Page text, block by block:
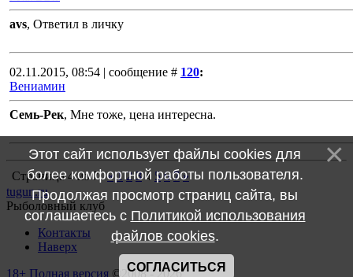
avs, Ответил в личку
02.11.2015, 08:54 | сообщение # 120:
Вениамин
Семь-Рек, Мне тоже, цена интересна.
Страница4из7 « 1 2 3 4 5 6 7 »
tugun.ru
Рыболовный клуб
Контакты
Наверх
18+ Полная версия ©2008 - 2026
Этот сайт использует файлы cookies для
более комфортной работы пользователя.
Продолжая просмотр страниц сайта, вы
соглашаетесь с Политикой использования
файлов cookies.
СОГЛАСИТЬСЯ